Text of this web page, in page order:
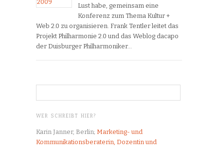
Lust habe, gemeinsam eine
Konferenz zum Thema Kultur +
Web 2.0 zu organisieren. Frank Tentler leitet das
Projekt Philharmonie 2.0 und das Weblog dacapo
der Duisburger Philharmoniker…
WER SCHREIBT HIER?
Karin Janner, Berlin; Marketing- und
Kommunikationsberaterin, Dozentin und